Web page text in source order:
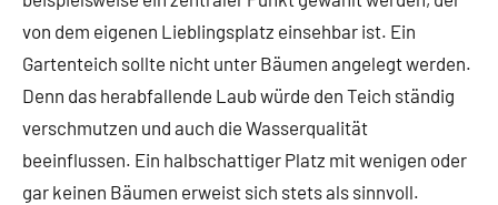
von dem eigenen Lieblingsplatz einsehbar ist. Ein
Gartenteich sollte nicht unter Bäumen angelegt werden.
Denn das herabfallende Laub würde den Teich ständig
verschmutzen und auch die Wasserqualität
beeinflussen. Ein halbschattiger Platz mit wenigen oder
gar keinen Bäumen erweist sich stets als sinnvoll.